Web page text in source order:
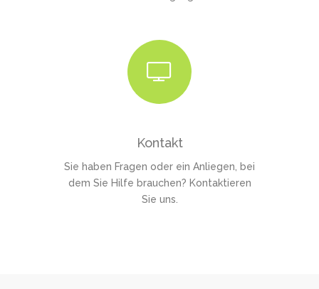
Kontakt
Sie haben Fragen oder ein Anliegen, bei
dem Sie Hilfe brauchen? Kontaktieren
Sie uns.